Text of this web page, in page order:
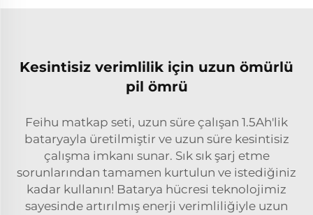
Kesintisiz verimlilik için uzun ömürlü
pil ömrü
Feihu matkap seti, uzun süre çalışan 1.5Ah'lik
bataryayla üretilmiştir ve uzun süre kesintisiz
çalışma imkanı sunar. Sık sık şarj etme
sorunlarından tamamen kurtulun ve istediğiniz
kadar kullanın! Batarya hücresi teknolojimiz
sayesinde artırılmış enerji verimliliğiyle uzun